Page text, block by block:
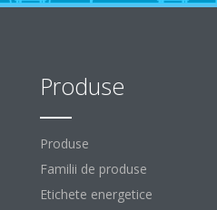
Produse
Produse
Familii de produse
Etichete energetice